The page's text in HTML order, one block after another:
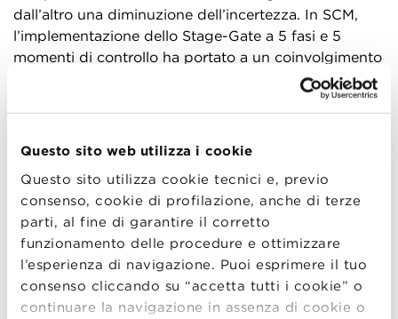
Questo sito web utilizza i cookie
Questo sito utilizza cookie tecnici e, previo
consenso, cookie di profilazione, anche di terze
parti, al fine di garantire il corretto
funzionamento delle procedure e ottimizzare
l’esperienza di navigazione. Puoi esprimere il tuo
consenso cliccando su “accetta tutti i cookie” o
continuare la navigazione in assenza di cookie o
dall’altro una diminuzione dell’incertezza. In SCM,
l’implementazione dello Stage-Gate a 5 fasi e 5
momenti di controllo ha portato a un coinvolgimento
attivo, fin dall’inizio del processo, di tutte le funzioni
aziendali che hanno un ruolo nel servizio ai clienti,
e la disciplina interna, ma anche la qualità e la
Lo schema Stage Gate ha portato buoni risultati,
allineando più strettamente le varie unità coinvolte e
riducendo la probabilità di “falsi” lanci di mercato,
facilitando la stima del time-to-market dei nuovi
prodotti e ottenendo finalmente un legame fra i
processi di innovazione e la performance economica